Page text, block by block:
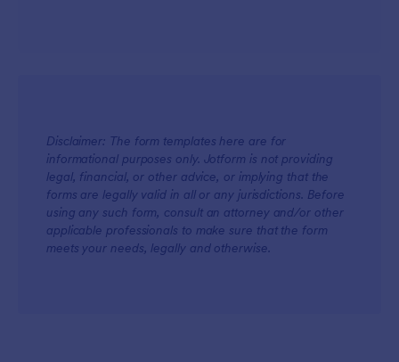
Disclaimer: The form templates here are for
informational purposes only. Jotform is not providing
legal, financial, or other advice, or implying that the
forms are legally valid in all or any jurisdictions. Before
using any such form, consult an attorney and/or other
applicable professionals to make sure that the form
meets your needs, legally and otherwise.